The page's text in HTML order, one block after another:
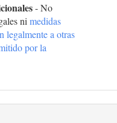
- No
nimedidas
legalmente a otras
por la